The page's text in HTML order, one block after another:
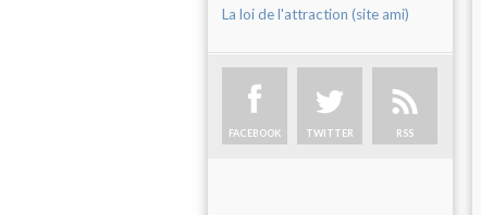
La loi de l'attraction (site ami)
FACEBOOK TWITTER RSS